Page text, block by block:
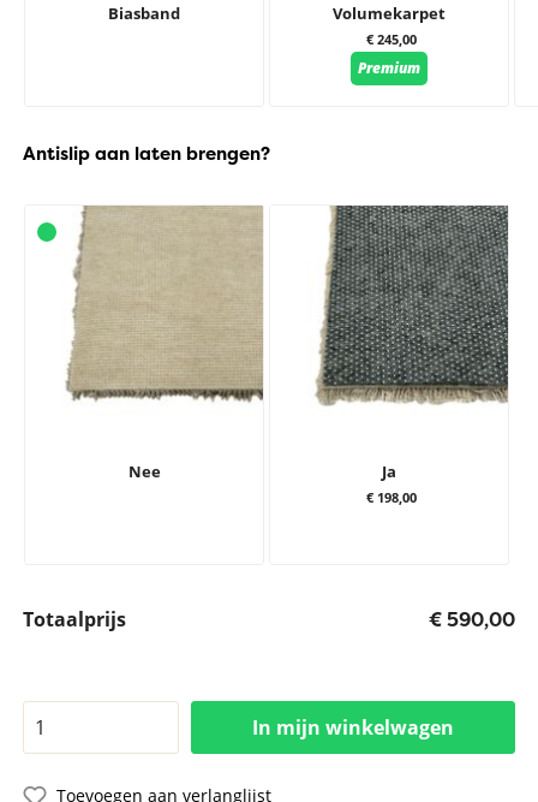
Biasband Volumekarpet
€ 245,00
Premium
Antislip aan laten brengen?
Nee Ja
€ 198,00
Totaalprijs € 590,00
In mijn winkelwagen
Toevoegen aan verlanglijst